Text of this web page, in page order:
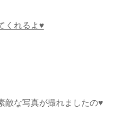
くれるよ♥
敵な写真が撮れましたの♥